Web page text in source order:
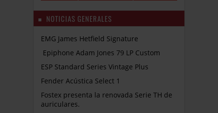
NOTICIAS GENERALES
EMG James Hetfield Signature
Epiphone Adam Jones 79 LP Custom
ESP Standard Series Vintage Plus
Fender Acústica Select 1
Fostex presenta la renovada Serie TH de
auriculares.